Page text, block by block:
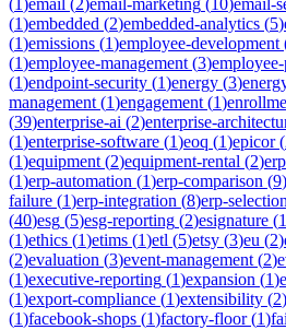
(1)embedded (2)embedded-analytics (5)
(1)emissions (1)employee-development
(1)employee-management (3)
(1)endpoint-security (1)energy (3)
management (1)engagement (1)
(39)enterprise-ai (2)enterprise-
(1)enterprise-software (1)eoq (1)epicor(
(1)equipment (2)equipment-rental (2)erp
(1)erp-automation (1)erp-comparison (9)
failure (1)erp-integration (8)erp-selection
(40)esg (5)esg-reporting (2)esignature (1
(1)ethics (1)etims (1)etl (5)etsy (3)eu (2)
(2)evaluation (3)event-management (2)
(1)executive-reporting (1)expansion (1)
(1)export-compliance (1)extensibility (2)
(1)facebook-shops (1)factory-floor(1)